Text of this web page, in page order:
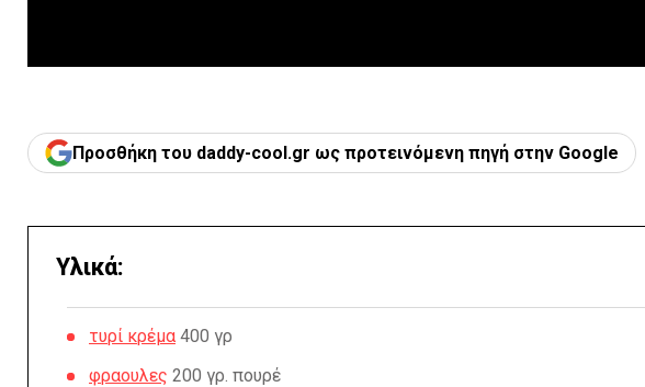
Προσθήκη του daddy-cool.gr ως προτεινόμενη πηγή στην Google
Υλικά:
τυρί κρέμα 400 γρ
φραουλες 200 γρ. πουρέ